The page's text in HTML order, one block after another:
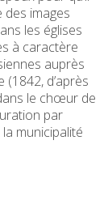
images
les églises
à caractère
auprès
d’après
le chœur de
par
municipalité